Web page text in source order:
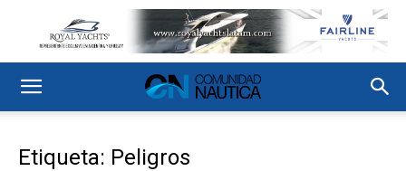
Etiqueta: Peligros